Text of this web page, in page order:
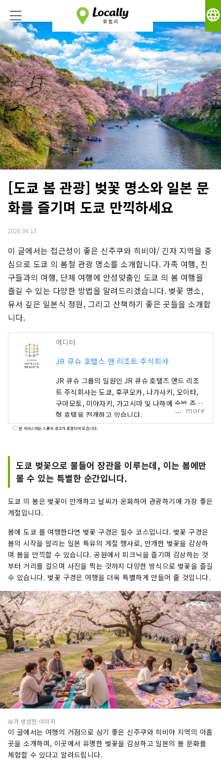
language
[도쿄 봄 관광] 벚꽃 명소와 일본 문
화를 즐기며 도쿄 만끽하세요
2026.04.13
이 글에서는 접근성이 좋은 신주쿠와 히비야/ 긴자 지역을 중
심으로 도쿄 의 봄철 관광 명소를 소개합니다. 가족 여행, 친
구들과의 여행, 단체 여행에 안성맞춤인 도쿄 의 봄 여행을
즐길 수 있는 다양한 방법을 알려드리겠습니다. 벚꽃 명소,
유서 깊은 일본식 정원, 그리고 산책하기 좋은 곳들을 소개합
니다.
에디터
JR 큐슈 호텔스 앤 리조트 주식회사
JR 큐슈 그룹의 일원인 JR 큐슈 호텔즈 앤드 리조
트 주식회사는 도쿄, 후쿠오카, 나가사키, 오이타,
구마모토, 미야자키, 가고시마 및 나하에 숙박 주체
형 호텔을 전개하고 있습니다.
more
본 서비스에는 스폰서 광고가 포함되어 있습니다.
도쿄 벚꽃으로 물들어 장관을 이루는데, 이는 봄에만
볼 수 있는 특별한 순간입니다.
도쿄 의 봄은 벚꽃이 만개하고 날씨가 온화하여 관광하기에 가장 좋은
계절입니다.
봄에 도쿄 를 여행한다면 벚꽃 구경은 필수 코스입니다. 벚꽃 구경은
봄의 시작을 알리는 일본 특유의 계절 행사로, 만개한 벚꽃을 감상하
며 봄을 만끽할 수 있습니다. 공원에서 피크닉을 즐기며 감상하는 것
부터 거리를 걸으며 사진을 찍는 것까지 다양한 방식으로 벚꽃을 즐길
수 있습니다. 벚꽃 구경은 여행을 더욱 특별하게 만들어 줄 것입니다.
AI가 생성한 이미지
이 글에서는 여행의 거점으로 삼기 좋은 신주쿠와 히비야 지역의 아홉
곳을 소개하며, 이곳에서 유명한 벚꽃을 감상하고 일본의 봄 문화를
체험할 수 있다고 알려드립니다.